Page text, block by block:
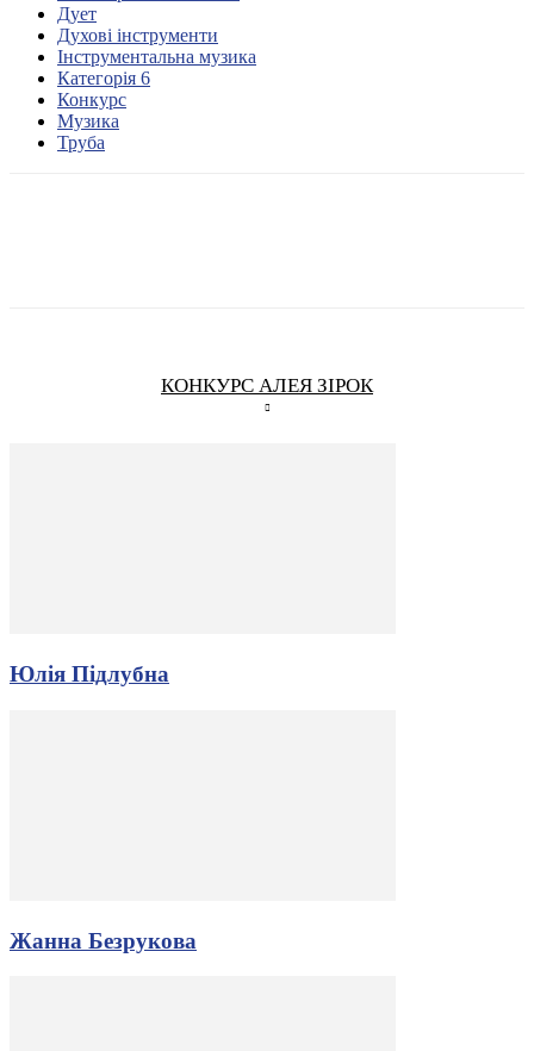
Дует
Духові інструменти
Інструментальна музика
Категорія 6
Конкурс
Музика
Труба
КОНКУРС АЛЕЯ ЗІРОК
Юлія Підлубна
Жанна Безрукова